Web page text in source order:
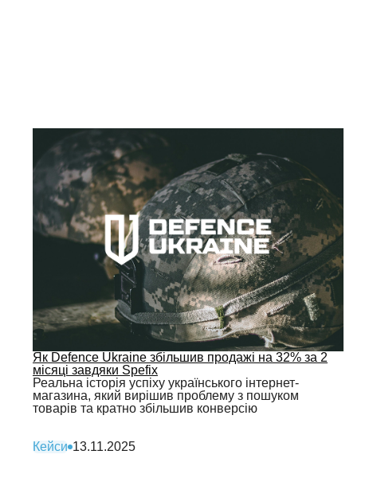
Як Defence Ukraine збільшив продажі на 32% за 2
місяці завдяки Spefix
Реальна історія успіху українського інтернет-
магазина, який вирішив проблему з пошуком
товарів та кратно збільшив конверсію
Кейси 13.11.2025